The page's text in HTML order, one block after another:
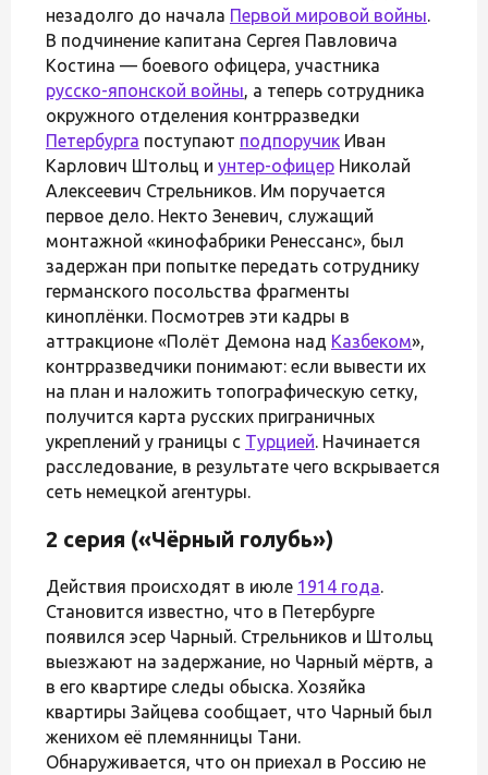
незадолго до начала Первой мировой войны.
В подчинение капитана Сергея Павловича
Костина — боевого офицера, участника
русско-японской войны, а теперь сотрудника
окружного отделения контрразведки
Петербурга поступают подпоручик Иван
Карлович Штольц и унтер-офицер Николай
Алексеевич Стрельников. Им поручается
первое дело. Некто Зеневич, служащий
монтажной «кинофабрики Ренессанс», был
задержан при попытке передать сотруднику
германского посольства фрагменты
киноплёнки. Посмотрев эти кадры в
аттракционе «Полёт Демона над Казбеком»,
контрразведчики понимают: если вывести их
на план и наложить топографическую сетку,
получится карта русских приграничных
укреплений у границы с Турцией. Начинается
расследование, в результате чего вскрывается
сеть немецкой агентуры.
2 серия («Чёрный голубь»)
Действия происходят в июле 1914 года.
Становится известно, что в Петербурге
появился эсер Чарный. Стрельников и Штольц
выезжают на задержание, но Чарный мёртв, а
в его квартире следы обыска. Хозяйка
квартиры Зайцева сообщает, что Чарный был
женихом её племянницы Тани.
Обнаруживается, что он приехал в Россию не